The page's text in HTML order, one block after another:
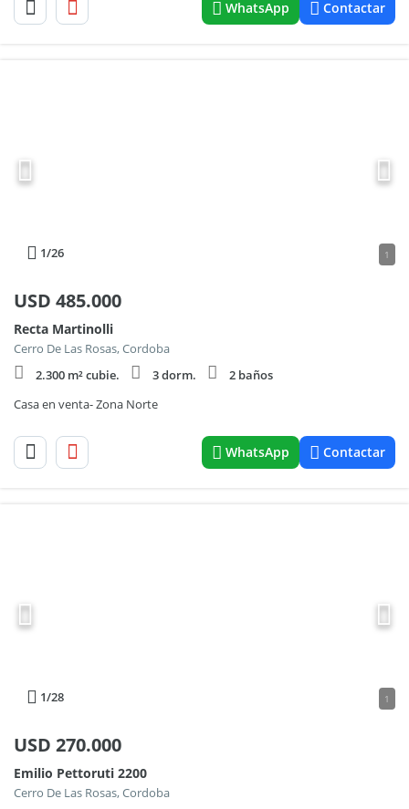
WhatsApp Contactar
1/26 1
USD 485.000
Recta Martinolli
Cerro De Las Rosas, Cordoba
2.300 m² cubie.
3 dorm.
2 baños
Casa en venta- Zona Norte
WhatsApp Contactar
1/28 1
USD 270.000
Emilio Pettoruti 2200
Cerro De Las Rosas, Cordoba